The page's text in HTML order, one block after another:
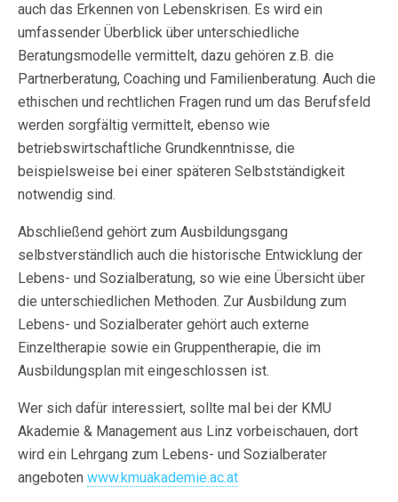
auch das Erkennen von Lebenskrisen. Es wird ein
umfassender Überblick über unterschiedliche
Beratungsmodelle vermittelt, dazu gehören z.B. die
Partnerberatung, Coaching und Familienberatung. Auch die
ethischen und rechtlichen Fragen rund um das Berufsfeld
werden sorgfältig vermittelt, ebenso wie
betriebswirtschaftliche Grundkenntnisse, die
beispielsweise bei einer späteren Selbstständigkeit
notwendig sind.
Abschließend gehört zum Ausbildungsgang
selbstverständlich auch die historische Entwicklung der
Lebens- und Sozialberatung, so wie eine Übersicht über
die unterschiedlichen Methoden. Zur Ausbildung zum
Lebens- und Sozialberater gehört auch externe
Einzeltherapie sowie ein Gruppentherapie, die im
Ausbildungsplan mit eingeschlossen ist.
Wer sich dafür interessiert, sollte mal bei der KMU
Akademie & Management aus Linz vorbeischauen, dort
wird ein Lehrgang zum Lebens- und Sozialberater
angeboten www.kmuakademie.ac.at